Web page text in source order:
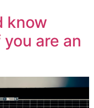
know
are an